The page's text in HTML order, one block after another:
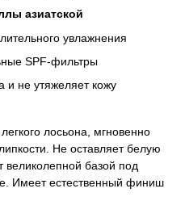
азиатской
увлажнения
SPF-фильтры
и не утяжеляет кожу
лосьона, мгновенно
Не оставляет белую
великолепной базой под
Имеет естественный финиш